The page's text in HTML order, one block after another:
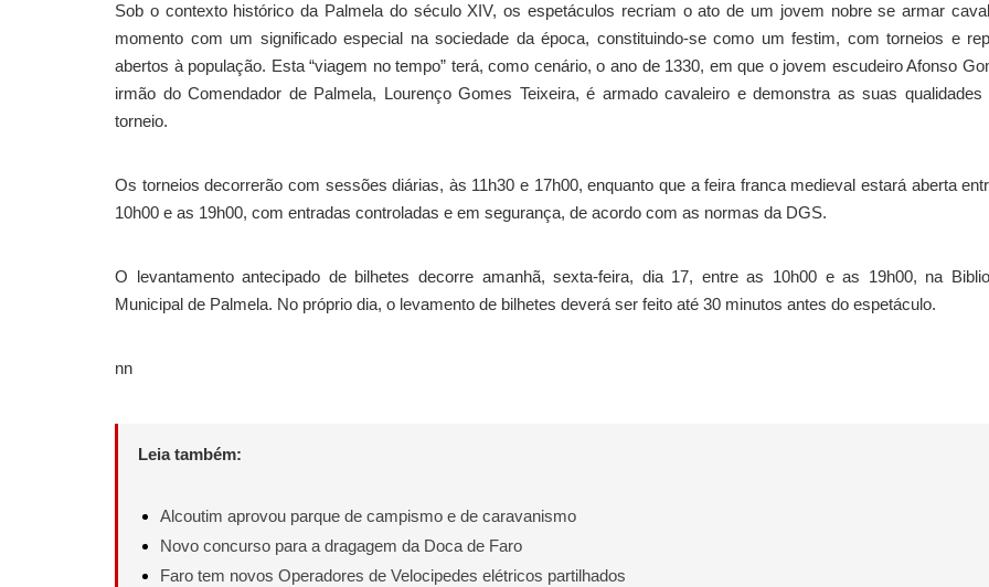
Sob o contexto histórico da Palmela do século XIV, os espetáculos recriam o ato de um jovem nobre se armar
momento com um significado especial na sociedade da época, constituindo-se como um festim, com torneios e
abertos à população. Esta “viagem no tempo” terá, como cenário, o ano de 1330, em que o jovem escudeiro Afonso
irmão do Comendador de Palmela, Lourenço Gomes Teixeira, é armado cavaleiro e demonstra as suas qualidades
torneio.
Os torneios decorrerão com sessões diárias, às 11h30 e 17h00, enquanto que a feira franca medieval estará aberta
10h00 e as 19h00, com entradas controladas e em segurança, de acordo com as normas da DGS.
O levantamento antecipado de bilhetes decorre amanhã, sexta-feira, dia 17, entre as 10h00 e as 19h00, na
Municipal de Palmela. No próprio dia, o levamento de bilhetes deverá ser feito até 30 minutos antes do espetáculo.
nn
Leia também:
Alcoutim aprovou parque de campismo e de caravanismo
Novo concurso para a dragagem da Doca de Faro
Faro tem novos Operadores de Velocipedes elétricos partilhados